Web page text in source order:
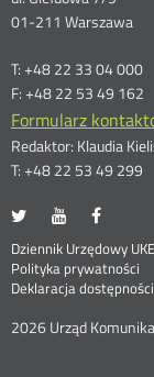
kontaktowe
01-211 Warszawa
T: +48 22 33 04 000
F: +48 22 53 49 162
Formularz
Redaktor: Klaudia
T: +48 22 53 49 299
UKE
portalu
Twitter
Otwórz
nowym
oknie
UKE
portalu
Youtube
Otwórz
nowym
oknieoknie
Stopka
menu
Dziennik Urzędowy UKE
Polityka prywatności
w
Deklaracja dostępności
2026 Urząd